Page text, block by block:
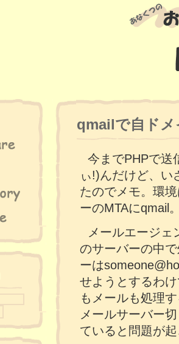
qmailで自ド
今までPHPで送
ぃ!)んだけど、い
たのでメモ。環
ーのMTAにqmail
メールエージェ
のサーバーの中
ーは
せようとするわ
もメールも処理
メールサーバー
ていると問題が